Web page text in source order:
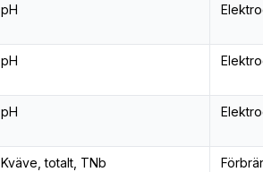
pH
pH
pH
Kväve, totalt, TNb